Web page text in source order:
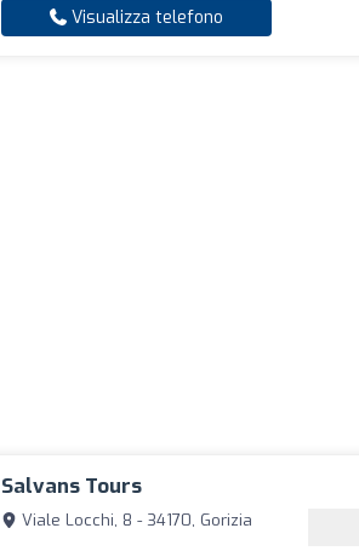
Visualizza telefono
Salvans Tours
Viale Locchi, 8 - 34170, Gorizia